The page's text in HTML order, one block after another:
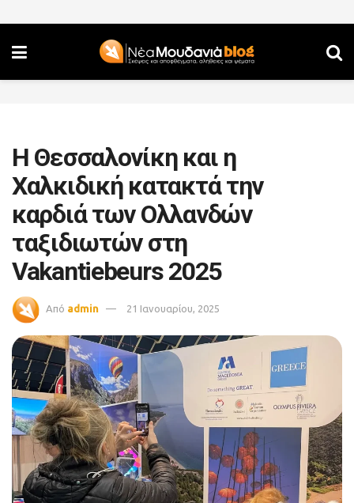
Η Θεσσαλονίκη και η
Χαλκιδική κατακτά την
καρδιά των Ολλανδών
ταξιδιωτών στη
Vakantiebeurs 2025
Από admin 21 Ιανουαρίου, 2025